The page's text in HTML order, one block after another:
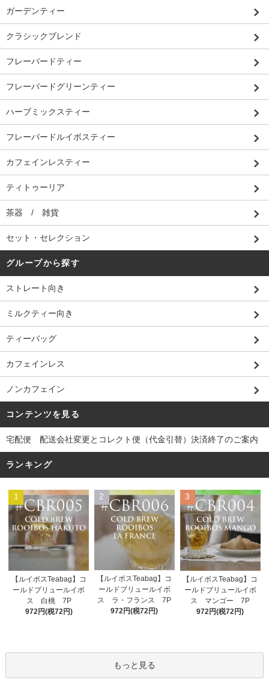
ガーデンティー
クラシックブレンド
フレーバードティー
フレーバードグリーンティー
ハーブミックスティー
フレーバードルイボスティー
カフェインレスティー
ティトゥーリア
茶器 / 雑貨
セット・セレクション
グループから探す
ストレート向き
ミルクティー向き
ティーバッグ
カフェインレス
ノンカフェイン
コンテンツを見る
宅配便 配送会社変更とコレクト便（代金引替）決済終了のご案内
ランキング
1
【ルイボスTeabag】コ
ールドブリュールイボ
ス 白桃 7P
972円(税72円)
2
【ルイボスTeabag】コ
ールドブリュールイボ
ス ラ・フランス 7P
972円(税72円)
3
【ルイボスTeabag】コ
ールドブリュールイボ
ス マンゴー 7P
972円(税72円)
もっと見る